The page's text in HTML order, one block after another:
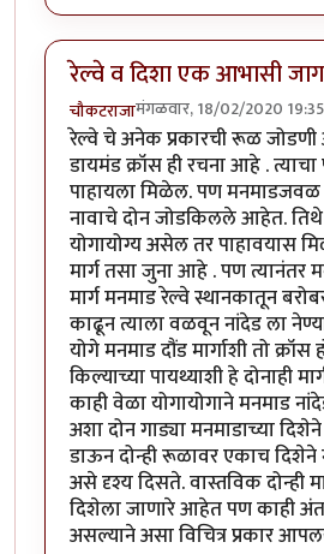
रेल्वे व दिशा एक आभासी
चौकटराजामंगळवार, 18/02/2020 19:35
रेल्वे चे अनेक प्रकारची रूळ
डायमंड क्रॉस ही रचना आहे .
पाहायला मिळेल. पण
नावाचे दोन जोडकिलले आहेत.
योगायोग्य असेल तर पाहावयास
मार्ग तसा जुना आहे . पण त्यानंतर
मार्ग मनमाड रेल्वे स्थानकातून
काढून त्याला वळवून नांदेड ला
योगे मनमाड दौंड मार्गाशी तो
किल्याच्या पायथ्याशी हे दोनाही
काही वेळा योगायोगाने मनमाड
अशा दोन गाड्या मनमाडाच्या
डाऊन दोन्ही रूळावर एकाच
असे दृश्य दिसते. वास्तविक दोन्ही
दिशेला जाणारे आहेत पण काही
असल्याने असा विचित्र प्रकार